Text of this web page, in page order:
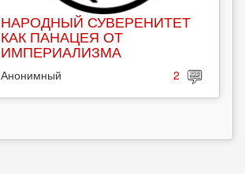
НАРОДНЫЙ СУВЕРЕНИТЕТ
КАК ПАНАЦЕЯ ОТ
ИМПЕРИАЛИЗМА
Анонимный 2